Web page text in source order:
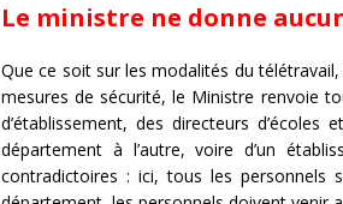
Le ministre ne donne
Que ce soit sur les modalités du
mesures de sécurité, le Ministre renvoie
d’établissement, des directeurs d’écoles
département à l’autre, voire d’un
contradictoires : ici, tous les personnels